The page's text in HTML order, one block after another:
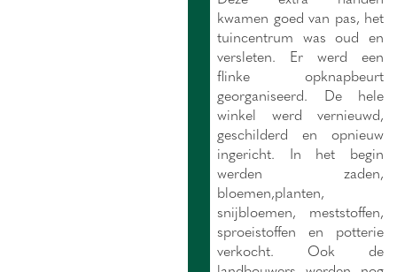
kwamen goed van pas, het
tuincentrum was oud en
versleten. Er werd een
flinke opknapbeurt
georganiseerd. De hele
winkel werd vernieuwd,
geschilderd en opnieuw
ingericht. In het begin
werden zaden,
bloemen,planten,
snijbloemen, meststoffen,
sproeistoffen en potterie
verkocht. Ook de